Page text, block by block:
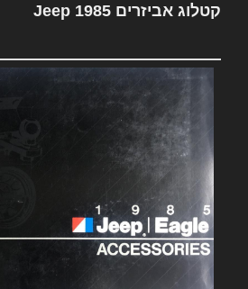
קטלוג אביזרים Jeep 1985